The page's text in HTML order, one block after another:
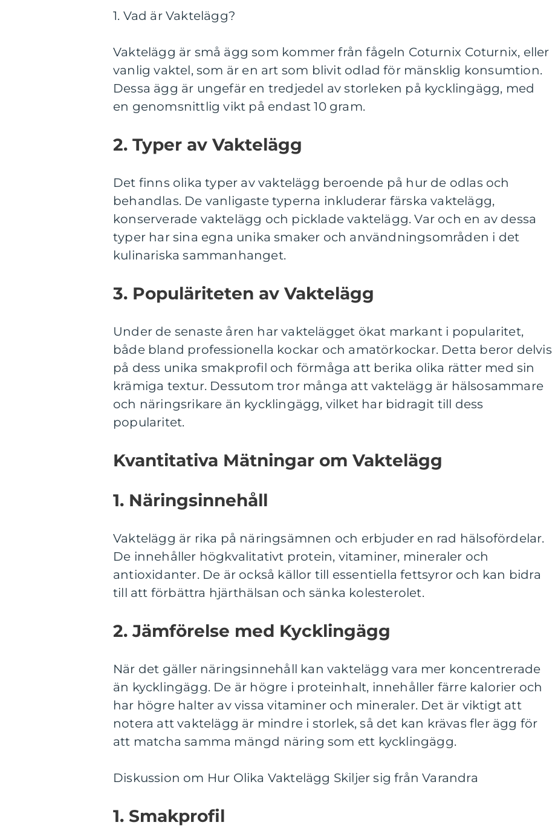
1. Vad är Vaktelägg?
Vaktelägg är små ägg som kommer från fågeln Coturnix Coturnix, eller
vanlig vaktel, som är en art som blivit odlad för mänsklig konsumtion.
Dessa ägg är ungefär en tredjedel av storleken på kycklingägg, med
en genomsnittlig vikt på endast 10 gram.
2. Typer av Vaktelägg
Det finns olika typer av vaktelägg beroende på hur de odlas och
behandlas. De vanligaste typerna inkluderar färska vaktelägg,
konserverade vaktelägg och picklade vaktelägg. Var och en av dessa
typer har sina egna unika smaker och användningsområden i det
kulinariska sammanhanget.
3. Populäriteten av Vaktelägg
Under de senaste åren har vaktelägget ökat markant i popularitet,
både bland professionella kockar och amatörkockar. Detta beror delvis
på dess unika smakprofil och förmåga att berika olika rätter med sin
krämiga textur. Dessutom tror många att vaktelägg är hälsosammare
och näringsrikare än kycklingägg, vilket har bidragit till dess
popularitet.
Kvantitativa Mätningar om Vaktelägg
1. Näringsinnehåll
Vaktelägg är rika på näringsämnen och erbjuder en rad hälsofördelar.
De innehåller högkvalitativt protein, vitaminer, mineraler och
antioxidanter. De är också källor till essentiella fettsyror och kan bidra
till att förbättra hjärthälsan och sänka kolesterolet.
2. Jämförelse med Kycklingägg
När det gäller näringsinnehåll kan vaktelägg vara mer koncentrerade
än kycklingägg. De är högre i proteinhalt, innehåller färre kalorier och
har högre halter av vissa vitaminer och mineraler. Det är viktigt att
notera att vaktelägg är mindre i storlek, så det kan krävas fler ägg för
att matcha samma mängd näring som ett kycklingägg.
Diskussion om Hur Olika Vaktelägg Skiljer sig från Varandra
1. Smakprofil